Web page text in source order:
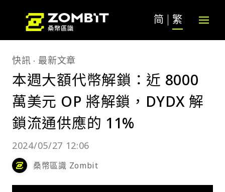
简 繁
快訊 最新文章
本週大額代幣解鎖：近 8000
萬美元 OP 將解鎖，DYDX 解
鎖流通供應的 11%
2024/05/27 12:06
桑幣區識 Zombit